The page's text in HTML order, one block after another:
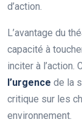
d’action.
L’avantage du
capacité à
inciter à l’action.
l’urgence de la
critique sur les
environnement.